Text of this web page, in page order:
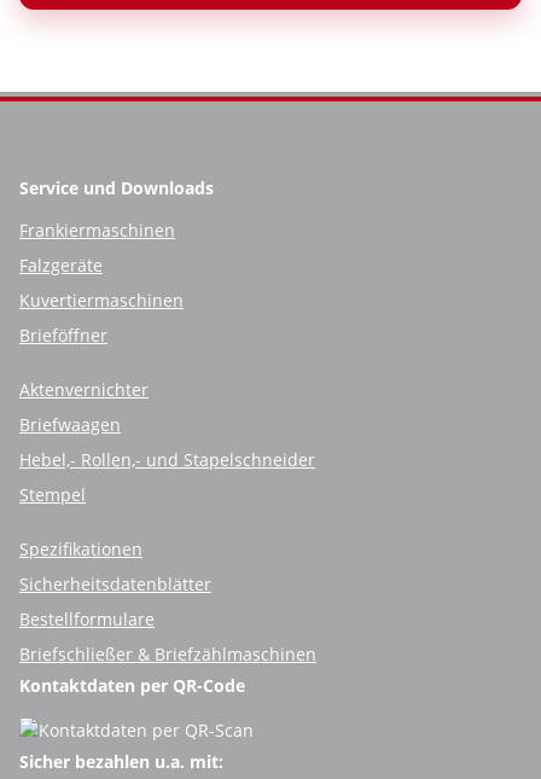
Service und Downloads
Frankiermaschinen
Falzgeräte
Kuvertiermaschinen
Brieföffner
Aktenvernichter
Briefwaagen
Hebel,- Rollen,- und Stapelschneider
Stempel
Spezifikationen
Sicherheitsdatenblätter
Bestellformulare
Briefschließer & Briefzählmaschinen
Kontaktdaten per QR-Code
Sicher bezahlen u.a. mit: